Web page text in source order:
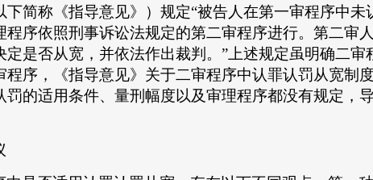
下简称《指导意见》）规定“被告人在第一审程序中
程序依照刑事诉讼法规定的第二审程序进行。第二审
定是否从宽，并依法作出裁判。”上述规定虽明确二审
程序，《指导意见》关于二审程序中认罪认罚从宽制
罚的适用条件、量刑幅度以及审理程序都没有规定，